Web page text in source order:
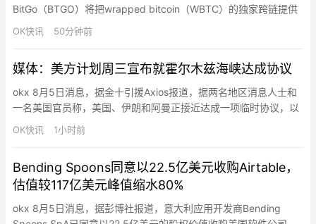
BitGo（BTGO）将把wrapped bitcoin（WBTC）的独家跨链提供
商从LayerZero更换为Chainlink，涉及73亿美元WBTC的迁移。这
一系列迁移始于Kelp DAO的LayerZero跨链桥遭2.92亿美元攻击后
OK快讯 50分钟前
媒体：美方计划周三宣布就霍尔木兹海峡达成协议
okx 8月5日消息，据金十引援Axios报道，据两名地区消息人士和
一名美国官员称，美国、伊朗和阿曼正接近达成一项临时协议，以
重新开放霍尔木兹海峡，美国方面计划于周三宣布此事。这一初步
协议将满足伊朗对霍尔木兹海峡交通管控权的若干要求——这是战
协议将在霍尔木兹海峡建立一个为期60天的临时安排，且安排时
间…
OK快讯 1小时前
Bending Spoons同意以22.5亿美元收购Airtable，
估值较117亿美元峰值缩水80%
okx 8月5日消息，据彭博社报道，意大利应用开发商Bending